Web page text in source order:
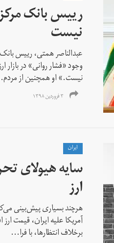
رییس بانک
نیست
عبدالناصر همتی، رییس
وجود «فشار روانی» در بازار
نیست.» او همچنین از
۳ فروردین ۱۳۹۸
ايران
سایه هیولای
ارز
هرچند بسیاری پیش‌بینی
آمریکا علیه ایران، قیمت
بر‌خلاف انتظارها، با فرا...